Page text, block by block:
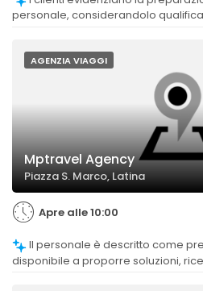
personale, considerandolo
AGENZIA VIAGGI
Mptravel Agency
Piazza S. Marco, Latina
Apre alle 10:00
disponibile a proporre soluzioni,